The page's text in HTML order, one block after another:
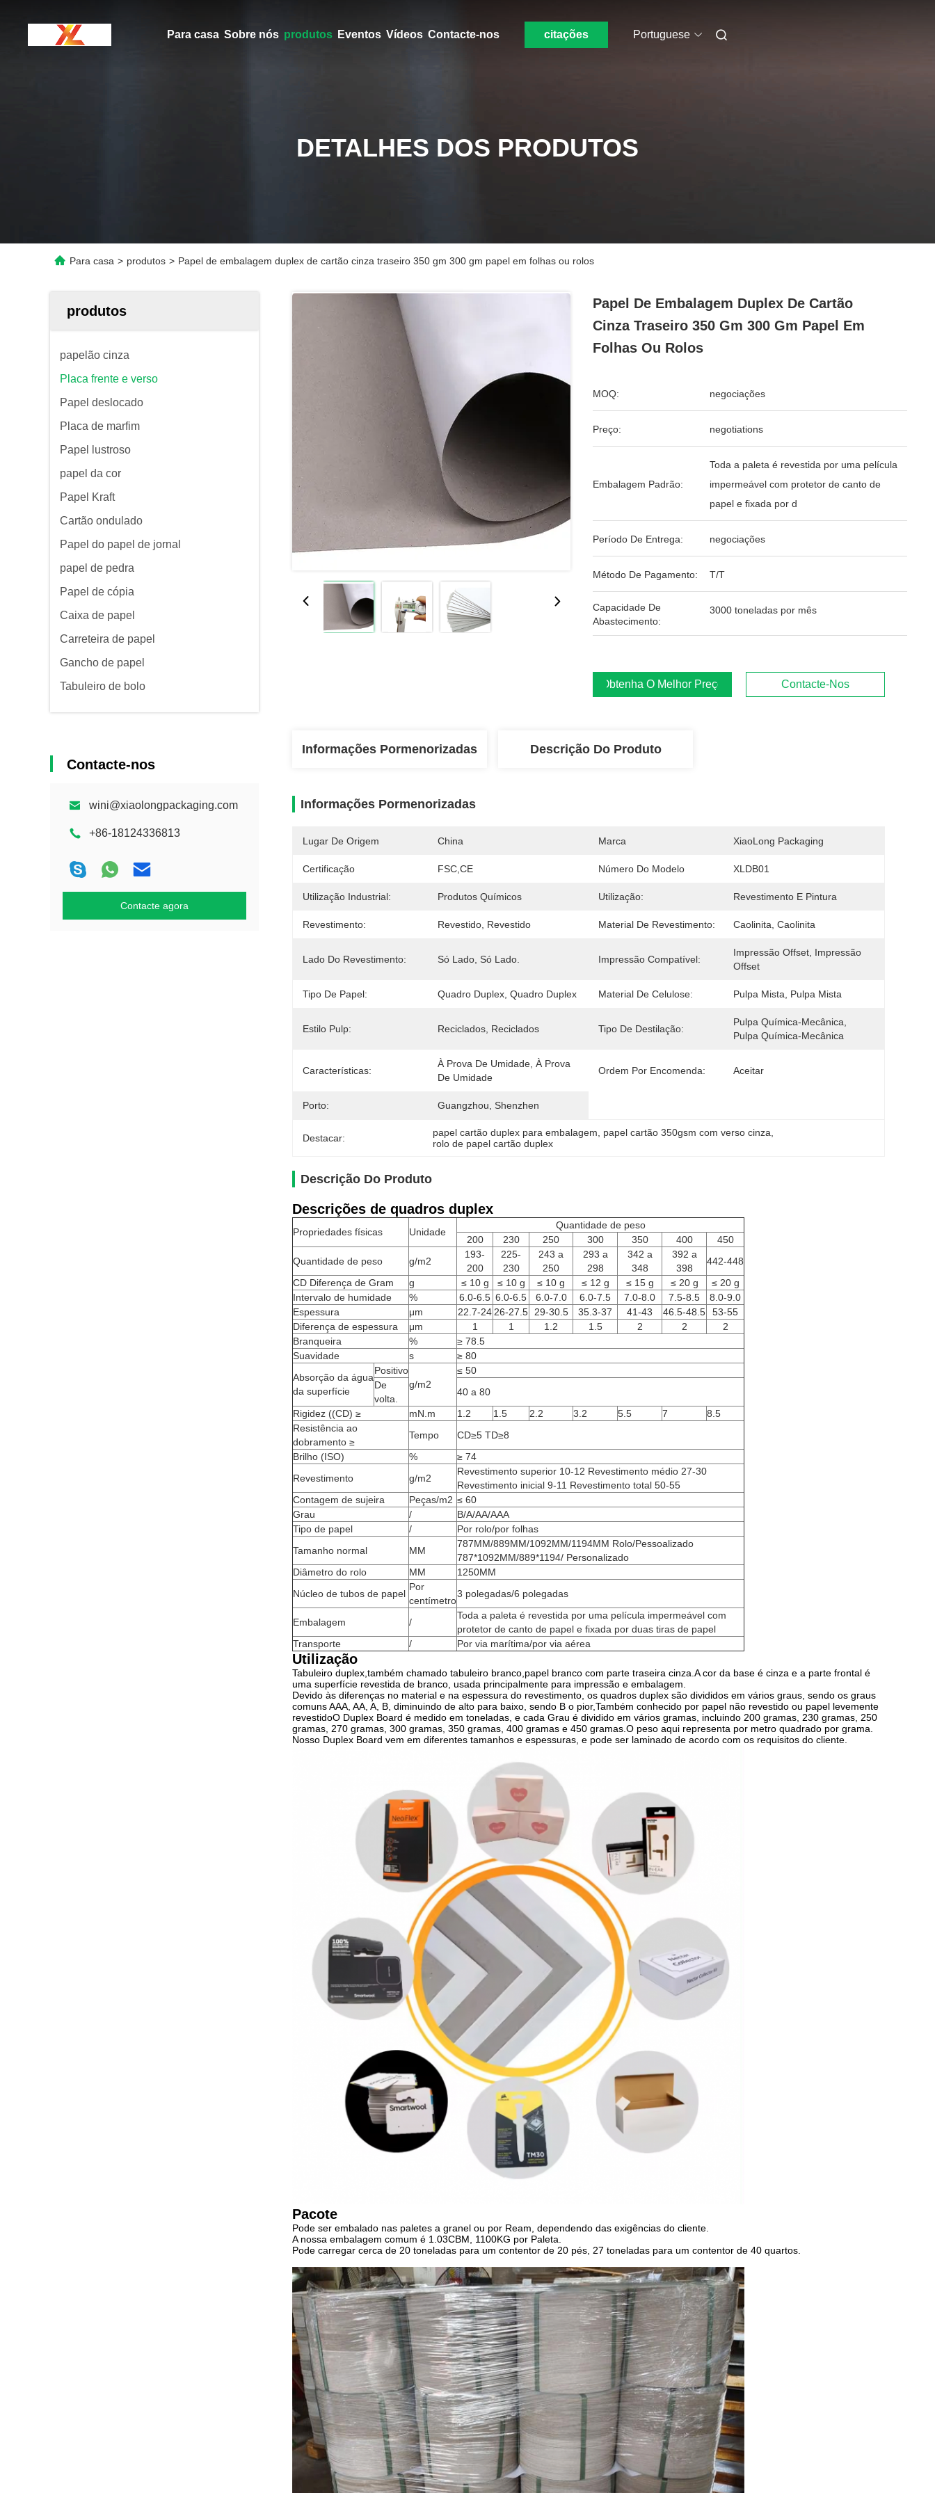
Para casa Sobre nós produtos Eventos Vídeos Contacte-nos citações Portuguese
DETALHES DOS PRODUTOS
Para casa > produtos > Papel de embalagem duplex de cartão cinza traseiro 350 gm 300 gm papel em folhas ou rolos
produtos
papelão cinza
Placa frente e verso
Papel deslocado
Placa de marfim
Papel lustroso
papel da cor
Papel Kraft
Cartão ondulado
Papel do papel de jornal
papel de pedra
Papel de cópia
Caixa de papel
Carreteira de papel
Gancho de papel
Tabuleiro de bolo
Contacte-nos
wini@xiaolongpackaging.com
+86-18124336813
Contacte agora
Papel De Embalagem Duplex De Cartão
Cinza Traseiro 350 Gm 300 Gm Papel Em
Folhas Ou Rolos
MOQ: negociações
Preço: negotiations
Embalagem Padrão:
Toda a paleta é revestida por uma película
impermeável com protetor de canto de
papel e fixada por d
Período De Entrega: negociações
Método De Pagamento: T/T
Capacidade De
Abastecimento:
3000 toneladas por mês
Obtenha O Melhor Preço Contacte-Nos
Informações Pormenorizadas Descrição Do Produto
Informações Pormenorizadas
Lugar De Origem China Marca XiaoLong Packaging
Certificação FSC,CE Número Do Modelo XLDB01
Utilização Industrial: Produtos Químicos Utilização: Revestimento E Pintura
Revestimento: Revestido, Revestido Material De Revestimento: Caolinita, Caolinita
Lado Do Revestimento: Só Lado, Só Lado. Impressão Compatível:
Impressão Offset, Impressão
Offset
Tipo De Papel: Quadro Duplex, Quadro Duplex Material De Celulose: Pulpa Mista, Pulpa Mista
Estilo Pulp: Reciclados, Reciclados Tipo De Destilação:
Pulpa Química-Mecânica,
Pulpa Química-Mecânica
Características:
À Prova De Umidade, À Prova
De Umidade
Ordem Por Encomenda: Aceitar
Porto: Guangzhou, Shenzhen
Destacar: papel cartão duplex para embalagem papel cartão 350gsm com verso cinza
rolo de papel cartão duplex
Descrição Do Produto
Descrições de quadros duplex
Propriedades físicas Unidade
Quantidade de peso
200
230 250 300 350 400
450
Quantidade de peso
g/m2
193-
200
225-
230
243 a
250
293 a
298
342 a
348
392 a
398
442-448
CD Diferença de Gram
g ≤ 10 g ≤ 10 g ≤ 10 g ≤ 12 g ≤ 15 g ≤ 20 g
≤ 20 g
Intervalo de humidade
% 6.0-6.5 6.0-6.5 6.0-7.0 6.0-7.5 7.0-8.0 7.5-8.5
8.0-9.0
Espessura
μm 22.7-24 26-27.5 29-30.5 35.3-37 41-43 46.5-48.5
53-55
Diferença de espessura
μm 1 1 1.2 1.5 2 2
2
Branqueira
%
≥ 78.5
Suavidade
s
≥ 80
Absorção da água
da superfície
Positivo
g/m2
≤ 50
De
volta.
40 a 80
Rigidez ((CD) ≥
mN.m 1.2 1.5 2.2 3.2 5.5 7
8.5
Resistência ao
dobramento ≥
Tempo
CD≥5 TD≥8
Brilho (ISO)
%
≥ 74
Revestimento
g/m2
Revestimento superior 10-12 Revestimento médio 27-30
Revestimento inicial 9-11 Revestimento total 50-55
Contagem de sujeira
Peças/m2 ≤ 60
Grau
/
B/A/AA/AAA
Tipo de papel
/
Por rolo/por folhas
Tamanho normal
MM
787MM/889MM/1092MM/1194MM Rolo/Pessoalizado
787*1092MM/889*1194/ Personalizado
Diâmetro do rolo
MM
1250MM
Núcleo de tubos de papel
Por
centímetro
3 polegadas/6 polegadas
Embalagem /
Toda a paleta é revestida por uma película impermeável com
protetor de canto de papel e fixada por duas tiras de papel
Transporte
/ Por via marítima/por via aérea
Utilização
Tabuleiro duplex,também chamado tabuleiro branco,papel branco com parte traseira cinza.A cor da base é cinza e a parte frontal é
uma superfície revestida de branco, usada principalmente para impressão e embalagem.
Devido às diferenças no material e na espessura do revestimento, os quadros duplex são divididos em vários graus, sendo os graus
comuns AAA, AA, A, B, diminuindo de alto para baixo, sendo B o pior,Também conhecido por papel não revestido ou papel levemente
revestidoO Duplex Board é medido em toneladas, e cada Grau é dividido em vários gramas, incluindo 200 gramas, 230 gramas, 250
gramas, 270 gramas, 300 gramas, 350 gramas, 400 gramas e 450 gramas.O peso aqui representa por metro quadrado por grama.
Nosso Duplex Board vem em diferentes tamanhos e espessuras, e pode ser laminado de acordo com os requisitos do cliente.
Pacote
Pode ser embalado nas paletes a granel ou por Ream, dependendo das exigências do cliente.
A nossa embalagem comum é 1.03CBM, 1100KG por Paleta.
Pode carregar cerca de 20 toneladas para um contentor de 20 pés, 27 toneladas para um contentor de 40 quartos.